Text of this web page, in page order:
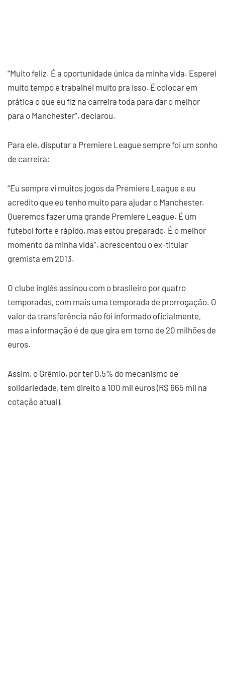
“Muito feliz. É a oportunidade única da minha vida. Esperei
muito tempo e trabalhei muito pra isso. É colocar em
prática o que eu fiz na carreira toda para dar o melhor
para o Manchester”, declarou.
Para ele, disputar a Premiere League sempre foi um sonho
de carreira:
“Eu sempre vi muitos jogos da Premiere League e eu
acredito que eu tenho muito para ajudar o Manchester.
Queremos fazer uma grande Premiere League. É um
futebol forte e rápido, mas estou preparado. É o melhor
momento da minha vida”, acrescentou o ex-titular
gremista em 2013.
O clube inglês assinou com o brasileiro por quatro
temporadas, com mais uma temporada de prorrogação. O
valor da transferência não foi informado oficialmente,
mas a informação é de que gira em torno de 20 milhões de
euros.
Assim, o Grêmio, por ter 0,5% do mecanismo de
solidariedade, tem direito a 100 mil euros (R$ 665 mil na
cotação atual).